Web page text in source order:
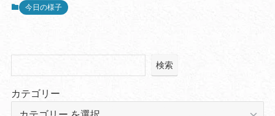
今日の様子
検索
カテゴリー